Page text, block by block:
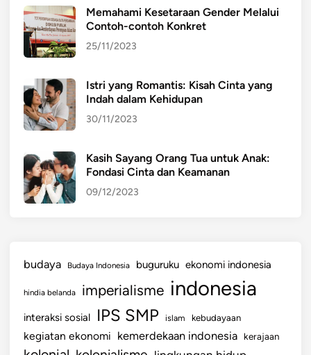
Memahami Kesetaraan Gender Melalui
Contoh-contoh Konkret
25/11/2023
Istri yang Romantis: Kisah Cinta yang
Indah dalam Kehidupan
30/11/2023
Kasih Sayang Orang Tua untuk Anak:
Fondasi Cinta dan Keamanan
09/12/2023
budaya Budaya Indonesia buguruku ekonomi indonesia
hindia belanda imperialisme indonesia
interaksi sosial IPS SMP islam kebudayaan
kegiatan ekonomi kemerdekaan indonesia kerajaan